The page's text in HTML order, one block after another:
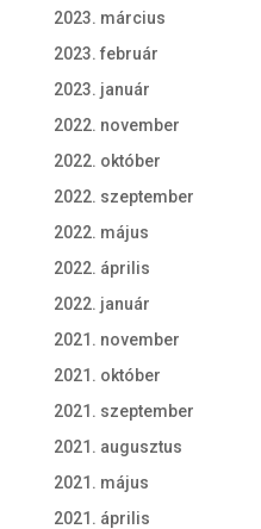
2023. március
2023. február
2023. január
2022. november
2022. október
2022. szeptember
2022. május
2022. április
2022. január
2021. november
2021. október
2021. szeptember
2021. augusztus
2021. május
2021. április